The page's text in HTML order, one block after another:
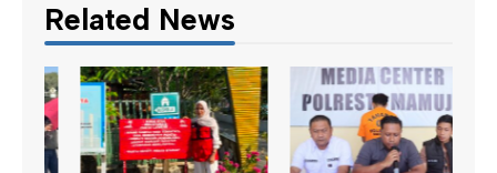
Related News